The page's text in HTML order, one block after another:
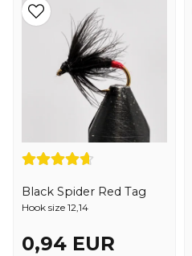
Black Spider Red Tag
Hook size 12,14
0,94 EUR